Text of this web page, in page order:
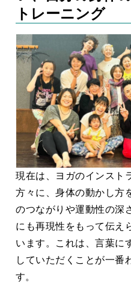
トレーニング
現在は、ヨガのインスト
方々に、身体の動かし方
のつながりや運動性の深
にも再現性をもって伝え
います。これは、言葉に
していただくことが一番
す。